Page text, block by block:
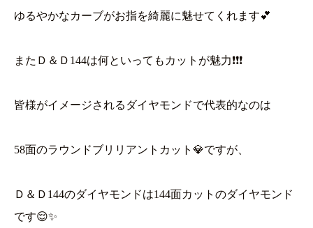
ゆるやかなカーブがお指を綺麗に魅せてくれます💕
またＤ＆Ｄ144は何といってもカットが魅力❗❗❗
皆様がイメージされるダイヤモンドで代表的なのは
58面のラウンドブリリアントカット💎ですが、
Ｄ＆Ｄ144のダイヤモンドは144面カットのダイヤモンド
です😌✨